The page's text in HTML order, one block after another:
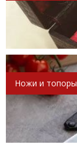
Ножи и топоры